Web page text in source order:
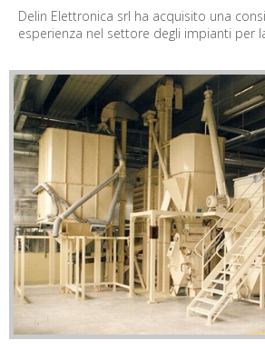
Delin Elettronica srl ha acquisito una
esperienza nel settore degli impianti per